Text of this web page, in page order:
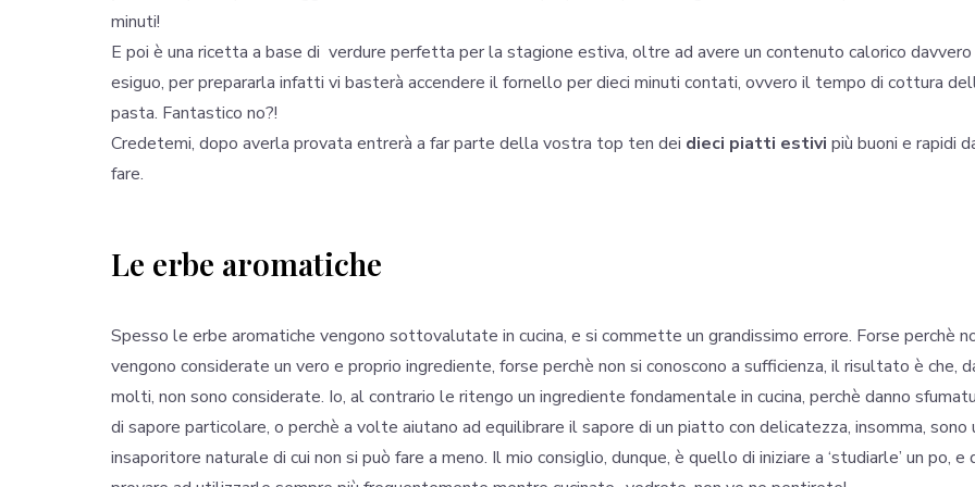
minuti!
E poi è una ricetta a base di verdure perfetta per la stagione estiva, oltre ad avere un contenuto calorico davvero
esiguo, per prepararla infatti vi basterà accendere il fornello per dieci minuti contati, ovvero il tempo di cottura
pasta. Fantastico no?!
Credetemi, dopo averla provata entrerà a far parte della vostra top ten dei dieci piatti estivi più buoni e rapidi
fare.
Le erbe aromatiche
Spesso le erbe aromatiche vengono sottovalutate in cucina, e si commette un grandissimo errore. Forse perchè
vengono considerate un vero e proprio ingrediente, forse perchè non si conoscono a sufficienza, il risultato è che,
molti, non sono considerate. Io, al contrario le ritengo un ingrediente fondamentale in cucina, perchè danno
di sapore particolare, o perchè a volte aiutano ad equilibrare il sapore di un piatto con delicatezza, insomma, sono
insaporitore naturale di cui non si può fare a meno. Il mio consiglio, dunque, è quello di iniziare a ‘studiarle’ un po, e